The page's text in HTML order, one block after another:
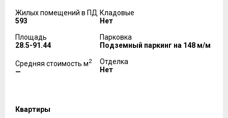
Жилых помещений в ПД
593
Площадь
28.5-91.44
Средняя стоимость м2
—
Кладовые
Нет
Парковка
Подземный паркинг на 148 м/м
Отделка
Нет
Квартиры